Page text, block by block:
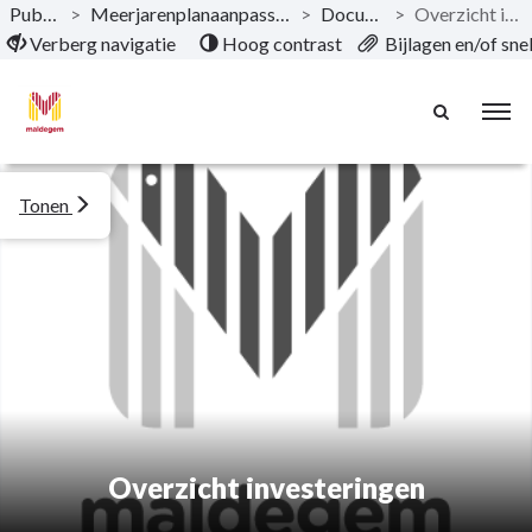
Naar hoofdinhoud
Publicaties > Meerjarenplanaanpassing 5 2020-2027 AGB > Documentatie >
Overzicht investeringen
Verberg navigatie
Hoog contrast Bijlagen en/of
Overzicht investeringen
Tonen